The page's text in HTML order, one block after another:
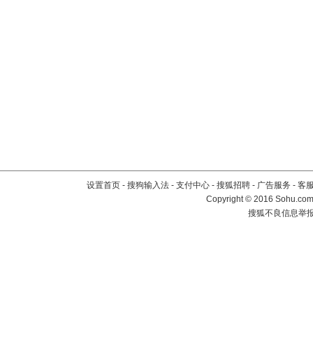
设置首页 - 搜狗输入法 - 支付中心 - 搜狐招聘 - 广告服务 - 客
Copyright©2016
搜狐不良信息举